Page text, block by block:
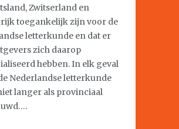
Zwitserland en
toegankelijk zijn voor de
letterkunde en dat er
zich daarop
hebben. In elk geval
Nederlandse letterkunde
langer als provinciaal